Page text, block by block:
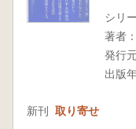
シリ
著者：
発行
出版
新刊 取り寄せ